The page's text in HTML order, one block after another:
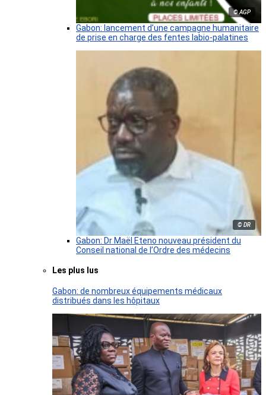
© AGP
Gabon: lancement d’une campagne humanitaire
de prise en charge des fentes labio-palatines
© DR
Gabon: Dr Maël Eteno nouveau président du
Conseil national de l’Ordre des médecins
Les plus lus
Gabon: de nombreux équipements médicaux
distribués dans les hôpitaux